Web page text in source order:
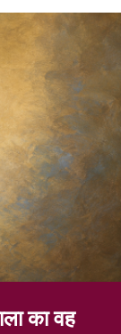
का वह